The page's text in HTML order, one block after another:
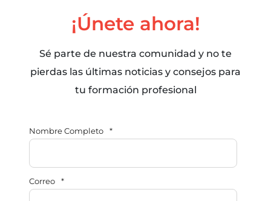
¡Únete ahora!
Sé parte de nuestra comunidad y no te
pierdas las últimas noticias y consejos para
tu formación profesional
Nombre Completo *
Correo *